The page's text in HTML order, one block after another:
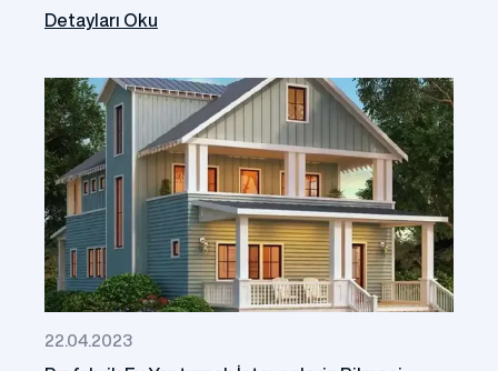
Detayları Oku
22.04.2023